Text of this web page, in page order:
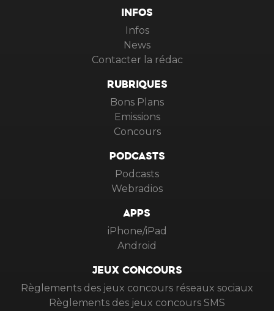
INFOS
Infos
News
Contacter la rédac
RUBRIQUES
Bons Plans
Emissions
Concours
PODCASTS
Podcasts
Webradios
APPS
iPhone/iPad
Android
JEUX CONCOURS
Règlements des jeux concours réseaux sociaux
Règlements des jeux concours SMS